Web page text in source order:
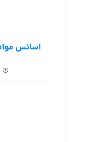
اسانس